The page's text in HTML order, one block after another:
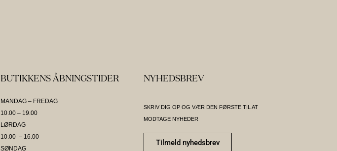
BUTIKKENS ÅBNINGSTIDER
MANDAG – FREDAG
10.00 – 19.00
LØRDAG
10.00 – 16.00
SØNDAG
NYHEDSBREV
SKRIV DIG OP OG VÆR DEN FØRSTE TIL AT
MODTAGE NYHEDER
Tilmeld nyhedsbrev